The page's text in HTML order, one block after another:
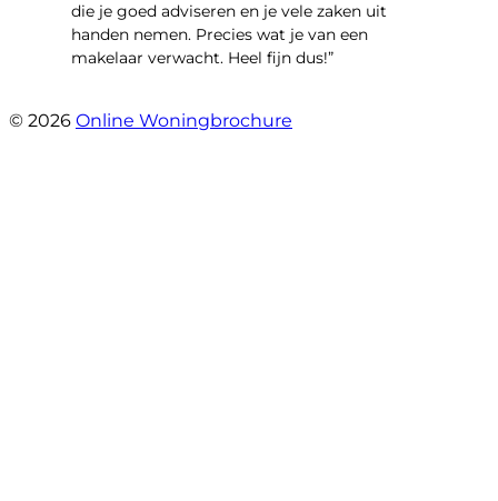
die je goed adviseren en je vele zaken uit
handen nemen. Precies wat je van een
makelaar verwacht. Heel fijn dus!”
© 2026 Online Woningbrochure